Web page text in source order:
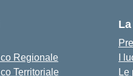
Regionale
Territoriale
I
Le